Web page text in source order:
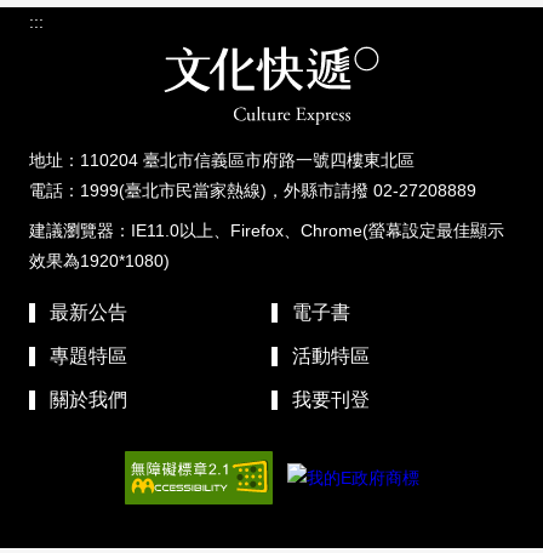
:::
地址：110204 臺北市信義區市府路一號四樓東北區
電話：1999(臺北市民當家熱線)，外縣市請撥 02-27208889
建議瀏覽器：IE11.0以上、Firefox、Chrome(螢幕設定最佳顯示
效果為1920*1080)
最新公告 電子書
專題特區 活動特區
關於我們 我要刊登